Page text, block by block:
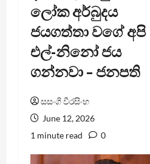
ලෝක අර්බුදය
ජයගත්තා වගේ අපි
එල්-නිනෝ ජය
ගන්නවා – ජනපති
සසංගි වීරසිංහ
June 12, 2026
1 minute read
0